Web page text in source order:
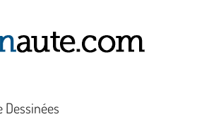
Dessinées